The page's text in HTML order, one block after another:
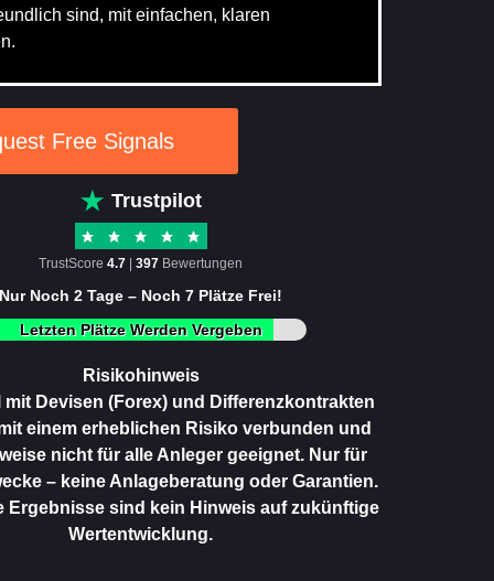
sind, mit einfachen, klaren
Free Signals
Trustpilot
TrustScore4.7 |397 Bewertungen
Nur Noch 2 Tage – Noch 7 Plätze Frei!
Letzten Plätze Werden Vergeben
Risikohinweis
mit Devisen (Forex) und Differenzkontrakten
einem erheblichen Risiko verbunden und
nicht für alle Anleger geeignet. Nur für
– keine Anlageberatung oder Garantien.
Ergebnisse sind kein Hinweis auf zukünftige
Wertentwicklung.